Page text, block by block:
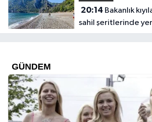
20:14
sahil şeritlerinde